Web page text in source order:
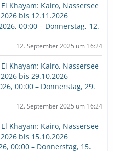
Khayam: Kairo, Nassersee
bis 12.11.2026
00:00 – Donnerstag, 12.
12. September 2025 um 16:24
Khayam: Kairo, Nassersee
bis 29.10.2026
00:00 – Donnerstag, 29.
12. September 2025 um 16:24
Khayam: Kairo, Nassersee
bis 15.10.2026
00:00 – Donnerstag, 15.